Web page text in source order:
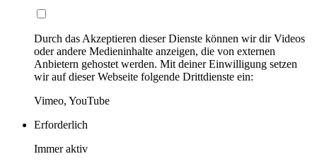
Durch das Akzeptieren dieser Dienste können wir dir Videos
oder andere Medieninhalte anzeigen, die von externen
Anbietern gehostet werden. Mit deiner Einwilligung setzen
wir auf dieser Webseite folgende Drittdienste ein:
Vimeo, YouTube
Erforderlich
Immer aktiv